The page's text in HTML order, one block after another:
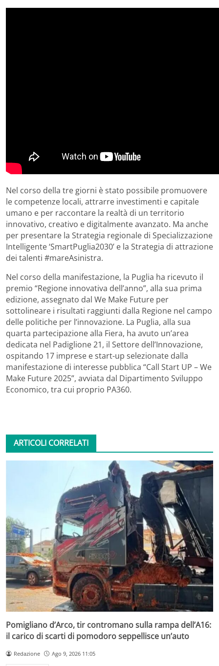
Nel corso della tre giorni è stato possibile promuovere
le competenze locali, attrarre investimenti e capitale
umano e per raccontare la realtà di un territorio
innovativo, creativo e digitalmente avanzato. Ma anche
per presentare la Strategia regionale di Specializzazione
Intelligente ‘SmartPuglia2030’ e la Strategia di attrazione
dei talenti #mareAsinistra.
Nel corso della manifestazione, la Puglia ha ricevuto il
premio “Regione innovativa dell’anno”, alla sua prima
edizione, assegnato dal We Make Future per
sottolineare i risultati raggiunti dalla Regione nel campo
delle politiche per l’innovazione. La Puglia, alla sua
quarta partecipazione alla Fiera, ha avuto un’area
dedicata nel Padiglione 21, il Settore dell’Innovazione,
ospitando 17 imprese e start-up selezionate dalla
manifestazione di interesse pubblica “Call Start UP – We
Make Future 2025”, avviata dal Dipartimento Sviluppo
Economico, tra cui proprio PA360.
ARTICOLI CORRELATI
Pomigliano d’Arco, tir contromano sulla rampa dell’A16:
il carico di scarti di pomodoro seppellisce un’auto
Redazione Ago 9, 2026 11:05